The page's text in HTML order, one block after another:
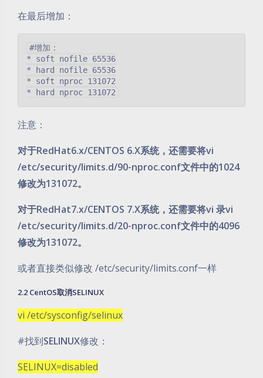
在最后增加：
#增加：
* soft nofile 65536
* hard nofile 65536
* soft nproc 131072
注意：
对于RedHat6.x/CENTOS 6.X系统，还需要将vi
/etc/security/limits.d/90-nproc.conf文件中的1024
修改为131072。
对于RedHat7.x/CENTOS 7.X系统，还需要将vi 录vi
/etc/security/limits.d/20-nproc.conf文件中的4096
修改为131072。
或者直接类似修改 /etc/security/limits.conf一样
2.2 CentOS取消SELINUX
vi /etc/sysconfig/selinux
#找到SELINUX修改：
SELINUX=disabled